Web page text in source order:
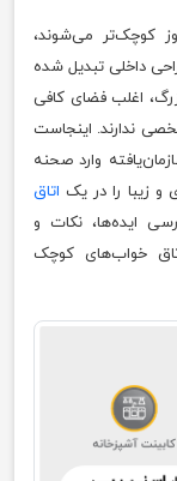
کوچک‌تر می‌شوند،
داخلی تبدیل شده
اغلب فضای کافی
ندارند. اینجاست
وارد صحنه
زیبا را در یک اتاق
ایده‌ها، نکات و
خواب‌های کوچک